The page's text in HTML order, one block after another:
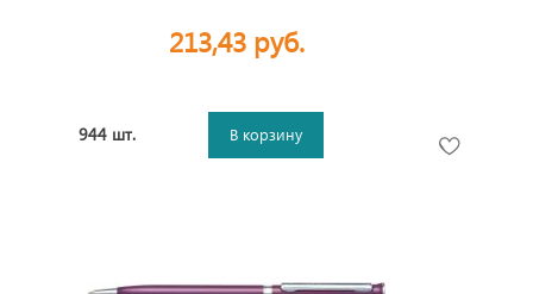
213,43 руб.
944 шт. В корзину